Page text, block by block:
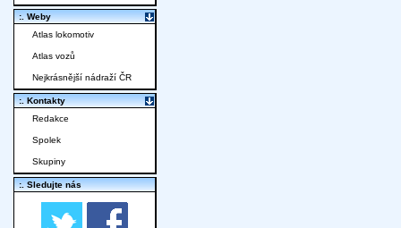
:. Weby
Atlas lokomotiv
Atlas vozů
Nejkrásnější nádraží ČR
:. Kontakty
Redakce
Spolek
Skupiny
:. Sledujte nás